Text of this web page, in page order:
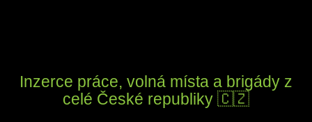
Inzerce práce, volná místa a brigády z
celé České republiky 🇨🇿